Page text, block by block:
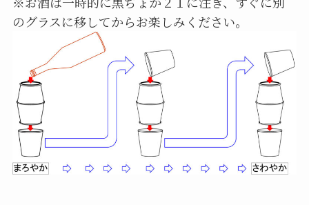
のグラスに移してからお楽しみください。